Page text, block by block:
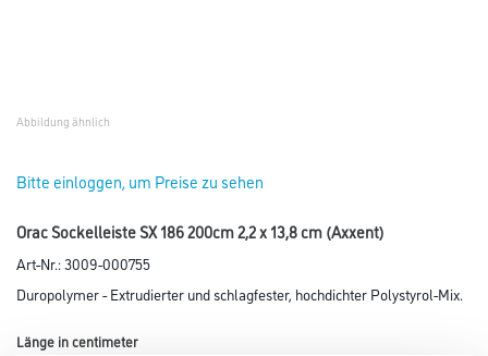
Abbildung ähnlich
Bitte einloggen, um Preise zu sehen
Orac Sockelleiste SX 186 200cm 2,2 x 13,8 cm (Axxent)
Art-Nr.:3009-000755
Duropolymer - Extrudierter und schlagfester, hochdichter Polystyrol-Mix.
Länge in centimeter